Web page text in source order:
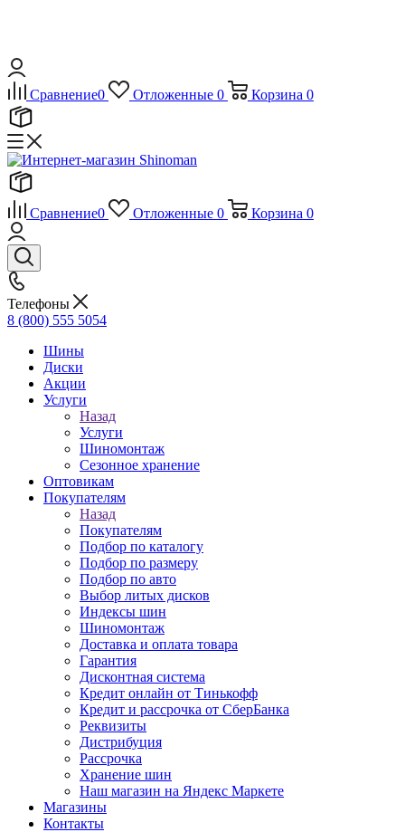
Сравнение0 Отложенные 0 Корзина 0
Сравнение0 Отложенные 0 Корзина 0
Телефоны
8 (800) 555 5054
Шины
Диски
Акции
Услуги
Назад
Услуги
Шиномонтаж
Сезонное хранение
Оптовикам
Покупателям
Назад
Покупателям
Подбор по каталогу
Подбор по размеру
Подбор по авто
Выбор литых дисков
Индексы шин
Шиномонтаж
Доставка и оплата товара
Гарантия
Дисконтная система
Кредит онлайн от Тинькофф
Кредит и рассрочка от СберБанка
Реквизиты
Дистрибуция
Рассрочка
Хранение шин
Наш магазин на Яндекс Маркете
Магазины
Контакты